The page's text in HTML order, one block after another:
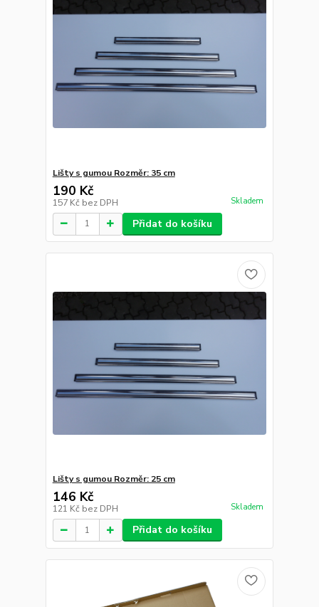
Lišty s gumou Rozměr: 35 cm
190 Kč
157 Kč bez DPH Skladem
Přidat do košíku
Lišty s gumou Rozměr: 25 cm
146 Kč
121 Kč bez DPH Skladem
Přidat do košíku